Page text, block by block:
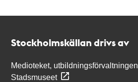
Stockholmskällan drivs av
Medioteket, utbildningsförvaltningen
Stadsmuseet